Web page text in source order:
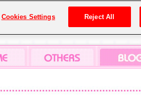
Cookies Settings Reject All